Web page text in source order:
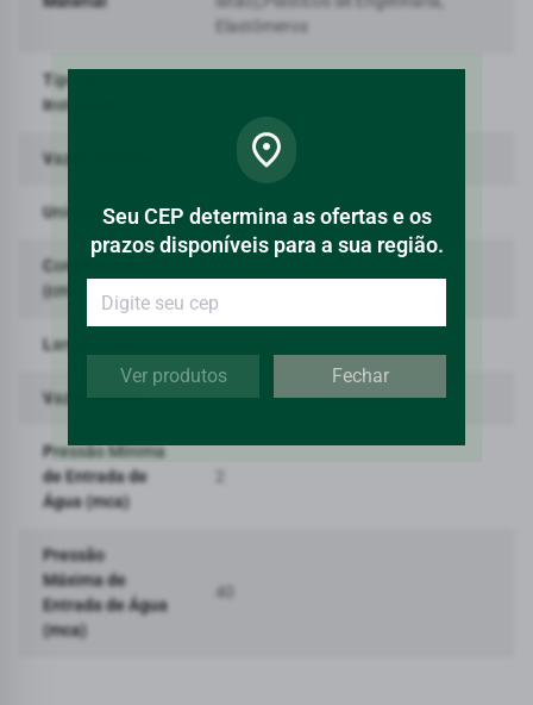
Seu CEP determina as ofertas e os
prazos disponíveis para a sua região.
Ver produtos Fechar
Elastômeros
Tipo de
Instalação
Vazão Máxima
Unidade PC
Comprimento
(cm)
20,3
Largura (cm)
Vazão Mínima 9
Pressão Mínima
de Entrada de
Água (mca)
Pressão
Máxima de
Entrada de Água
(mca)
40